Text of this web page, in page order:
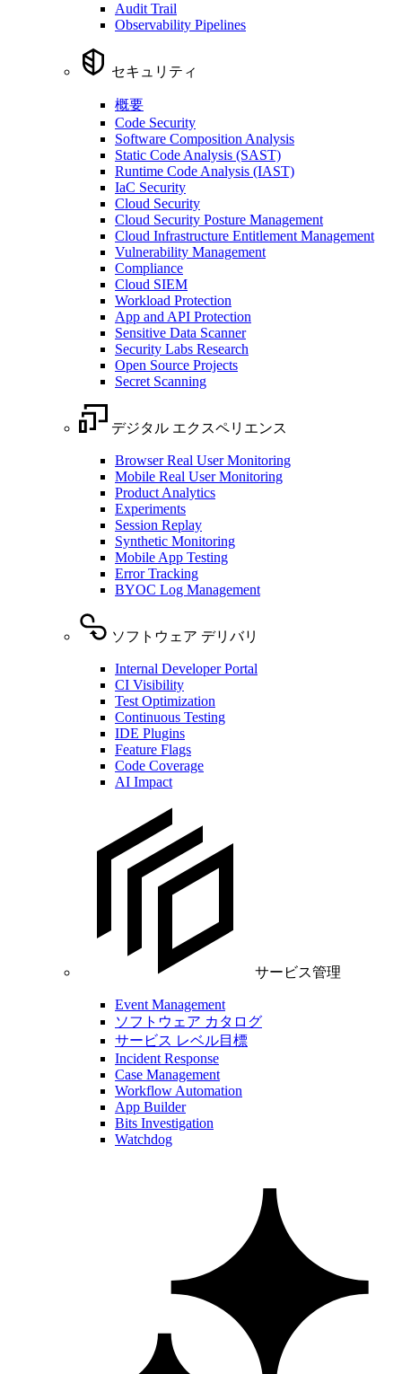
Audit Trail
Observability Pipelines
セキュリティ
概要
Code Security
Software Composition Analysis
Static Code Analysis (SAST)
Runtime Code Analysis (IAST)
IaC Security
Cloud Security
Cloud Security Posture Management
Cloud Infrastructure Entitlement Management
Vulnerability Management
Compliance
Cloud SIEM
Workload Protection
App and API Protection
Sensitive Data Scanner
Security Labs Research
Open Source Projects
Secret Scanning
デジタル エクスペリエンス
Browser Real User Monitoring
Mobile Real User Monitoring
Product Analytics
Experiments
Session Replay
Synthetic Monitoring
Mobile App Testing
Error Tracking
BYOC Log Management
ソフトウェア デリバリ
Internal Developer Portal
CI Visibility
Test Optimization
Continuous Testing
IDE Plugins
Feature Flags
Code Coverage
AI Impact
サービス管理
Event Management
ソフトウェア カタログ
サービス レベル目標
Incident Response
Case Management
Workflow Automation
App Builder
Bits Investigation
Watchdog